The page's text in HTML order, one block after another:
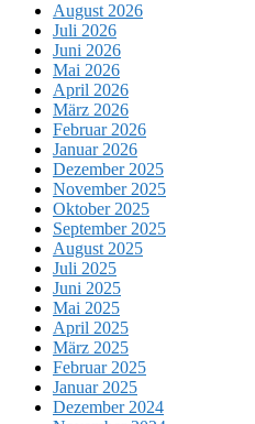
August 2026
Juli 2026
Juni 2026
Mai 2026
April 2026
März 2026
Februar 2026
Januar 2026
Dezember 2025
November 2025
Oktober 2025
September 2025
August 2025
Juli 2025
Juni 2025
Mai 2025
April 2025
März 2025
Februar 2025
Januar 2025
Dezember 2024